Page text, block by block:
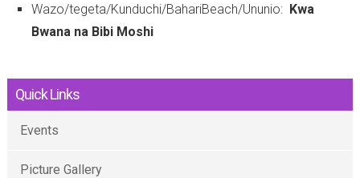
Wazo/tegeta/Kunduchi/BahariBeach/Ununio: Kwa
Bwana na Bibi Moshi
Quick Links
Events
Picture Gallery